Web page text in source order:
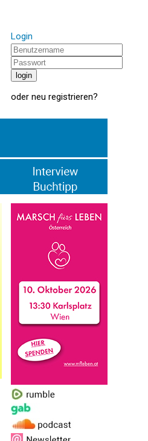
Login
oder neu registrieren?